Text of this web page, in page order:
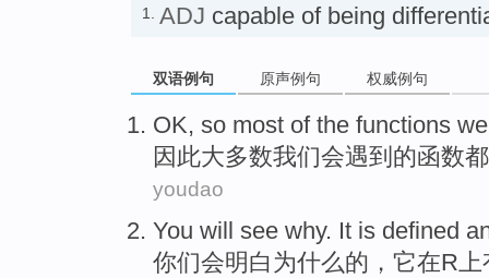
1. ADJ capable of being
双语例句 原声例句 权威例句
OK, so most of the functions we
因此大多数我们会遇到 的函数
youdao
You will see why. It is defined
你们会明白 为什么的， 它在R上